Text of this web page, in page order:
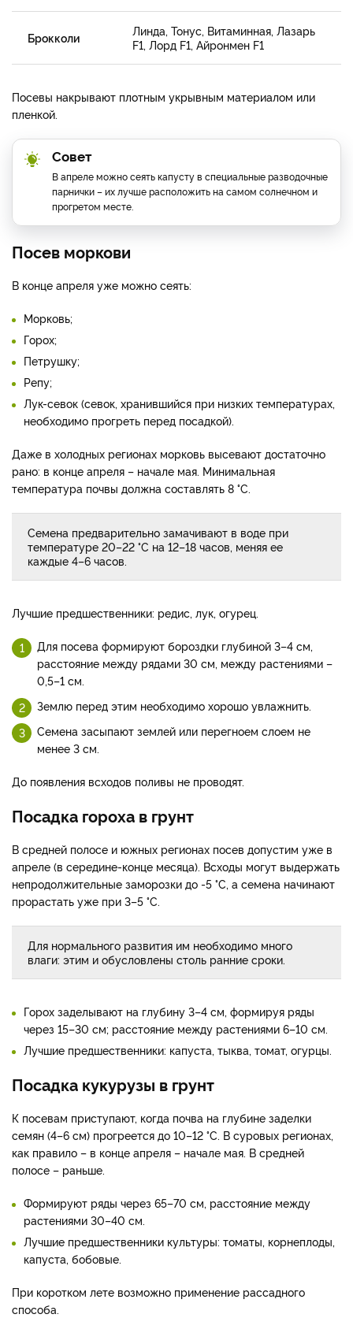
Брокколи
Линда, Тонус, Витаминная, Лазарь
F1, Лорд F1, Айронмен F1
Посевы накрывают плотным укрывным материалом или
пленкой.
Совет
В апреле можно сеять капусту в специальные разводочные
парнички – их лучше расположить на самом солнечном и
прогретом месте.
Посев моркови
В конце апреля уже можно сеять:
Морковь;
Горох;
Петрушку;
Репу;
Лук-севок (севок, хранившийся при низких температурах,
необходимо прогреть перед посадкой).
Даже в холодных регионах морковь высевают достаточно
рано: в конце апреля – начале мая. Минимальная
температура почвы должна составлять 8 °С.
Семена предварительно замачивают в воде при
температуре 20–22 °С на 12–18 часов, меняя ее
каждые 4–6 часов.
Лучшие предшественники: редис, лук, огурец.
Для посева формируют бороздки глубиной 3–4 см,
расстояние между рядами 30 см, между растениями –
0,5–1 см.
Землю перед этим необходимо хорошо увлажнить.
Семена засыпают землей или перегноем слоем не
менее 3 см.
До появления всходов поливы не проводят.
Посадка гороха в грунт
В средней полосе и южных регионах посев допустим уже в
апреле (в середине-конце месяца). Всходы могут выдержать
непродолжительные заморозки до -5 °С, а семена начинают
прорастать уже при 3–5 °С.
Для нормального развития им необходимо много
влаги: этим и обусловлены столь ранние сроки.
Горох заделывают на глубину 3–4 см, формируя ряды
через 15–30 см; расстояние между растениями 6–10 см.
Лучшие предшественники: капуста, тыква, томат, огурцы.
Посадка кукурузы в грунт
К посевам приступают, когда почва на глубине заделки
семян (4–6 см) прогреется до 10–12 °С. В суровых регионах,
как правило – в конце апреля – начале мая. В средней
полосе – раньше.
Формируют ряды через 65–70 см, расстояние между
растениями 30–40 см.
Лучшие предшественники культуры: томаты, корнеплоды,
капуста, бобовые.
При коротком лете возможно применение рассадного
способа.